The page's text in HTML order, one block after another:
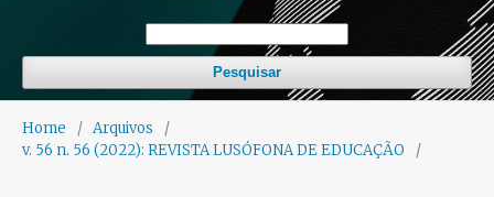
Pesquisar
Home / Arquivos
/
v. 56 n. 56 (2022): REVISTA LUSÓFONA DE EDUCAÇÃO
/